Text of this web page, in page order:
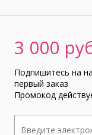
3 000
Подпишитесь на
первый заказ
Промокод